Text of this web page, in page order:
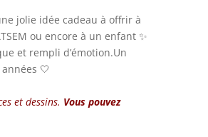
jolie idée cadeau à offrir à
ou encore à un enfant ✨
et rempli d’émotion.Un
🤍
et dessins. Vous pouvez